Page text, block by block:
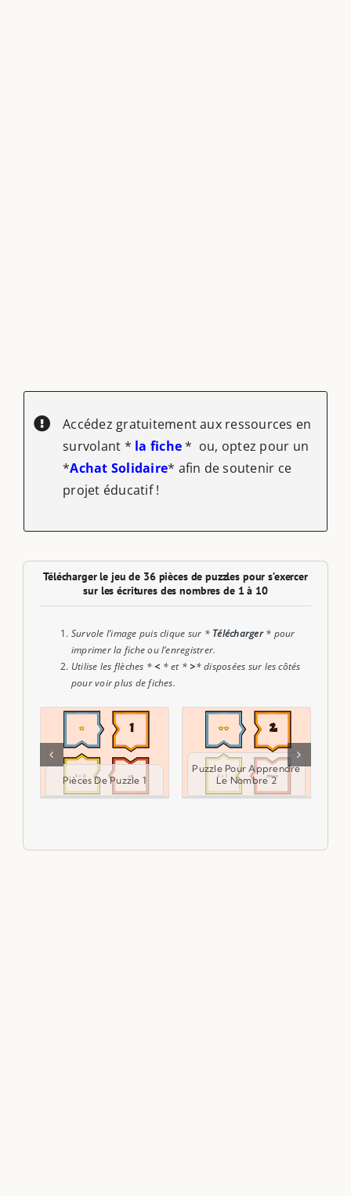
Accédez gratuitement aux ressources en
survolant * la fiche* ou, optez pour un
*Achat Solidaire* afin de soutenir ce
projet éducatif !
Télécharger le jeu de 36 pièces de puzzles pour s’exercer
sur les écritures des nombres de 1 à 10
Survole l’image puis clique sur * Télécharger* pour
imprimer la fiche ou l’enregistrer.
Utilise les flèches * < * et *>* disposées sur les côtés
pour voir plus de fiches.
Pièces De Puzzle 1
Puzzle Pour Apprendre
Le Nombre 2